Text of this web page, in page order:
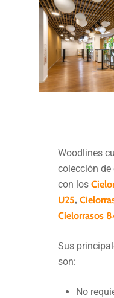
Woodlines
colección
con los
U25,
Cielorrasos
Sus
son:
No